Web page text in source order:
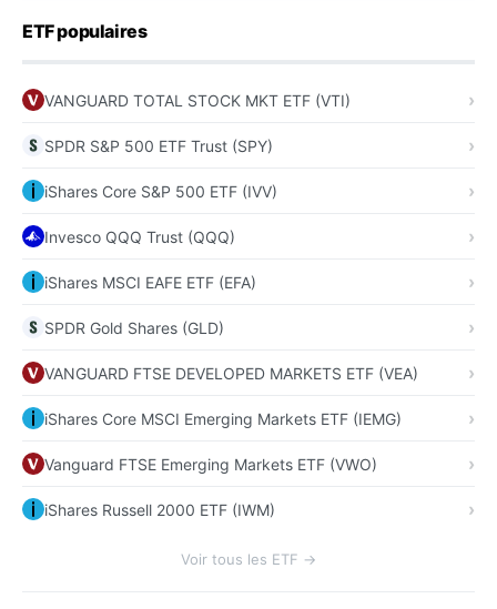
ETF populaires
VANGUARD TOTAL STOCK MKT ETF (VTI)
SPDR S&P 500 ETF Trust (SPY)
iShares Core S&P 500 ETF (IVV)
Invesco QQQ Trust (QQQ)
iShares MSCI EAFE ETF (EFA)
SPDR Gold Shares (GLD)
VANGUARD FTSE DEVELOPED MARKETS ETF (VEA)
iShares Core MSCI Emerging Markets ETF (IEMG)
Vanguard FTSE Emerging Markets ETF (VWO)
iShares Russell 2000 ETF (IWM)
Voir tous les ETF →